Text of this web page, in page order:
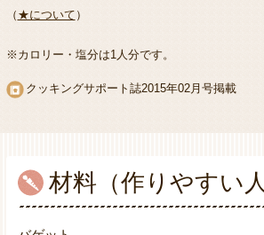
（ ★について ）
※カロリー・塩分は1人分です。
クッキングサポート誌2015年02月号掲載
材料（作りやすい人